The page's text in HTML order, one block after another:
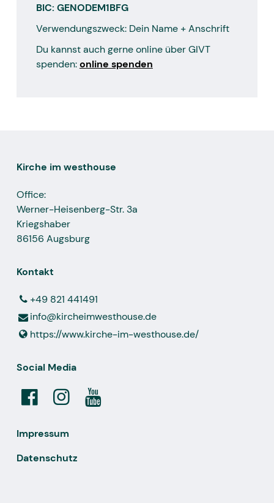
BIC: GENODEM1BFG
Verwendungszweck: Dein Name + Anschrift
Du kannst auch gerne online über GIVT
spenden:online spenden
Kirche im westhouse
Office:
Werner-Heisenberg-Str. 3a
Kriegshaber
86156 Augsburg
Kontakt
+49 821 441491
info@​kircheimwesthouse.​de
https://www.​kirche-im-westhouse.​de/
Social Media
Impressum
Datenschutz